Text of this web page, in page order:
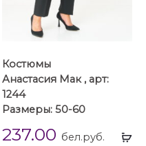
Костюмы
Анастасия Мак , арт:
1244
Размеры: 50-60
237.00 бел.руб.